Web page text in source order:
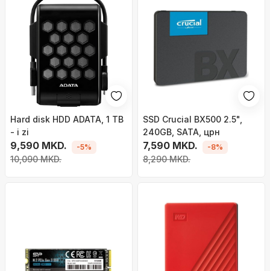
Hard disk HDD ADATA, 1 TB
- i zi
9,590 MKD.
10,090 MKD.
-5%
SSD Crucial BX500 2.5",
240GB, SATA, црн
7,590 MKD.
8,290 MKD.
-8%